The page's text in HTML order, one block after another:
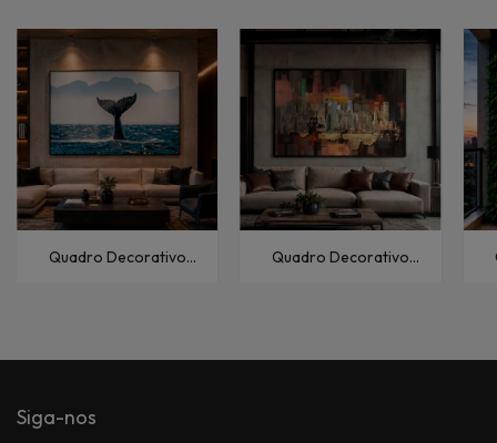
Quadro Decorativo
Quadro Decorativo
Siga-nos